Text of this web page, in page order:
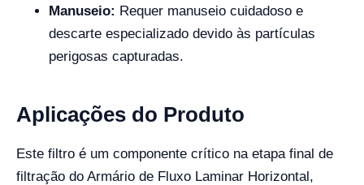
Manuseio: Requer manuseio cuidadoso e
descarte especializado devido às partículas
perigosas capturadas.
Aplicações do Produto
Este filtro é um componente crítico na etapa final de
filtração do Armário de Fluxo Laminar Horizontal,